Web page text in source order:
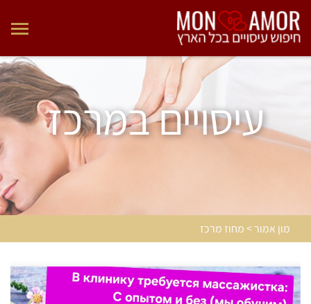
עיסויים במרכז
מון אמור > מחוז מרכז